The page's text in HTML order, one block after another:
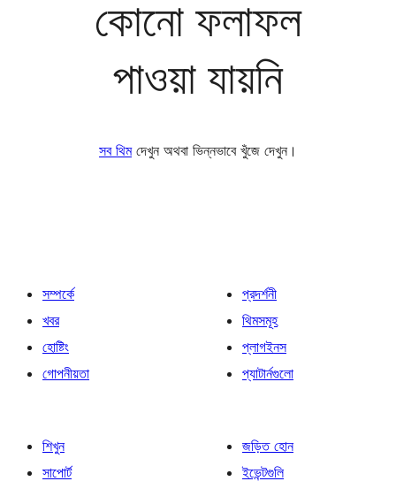
কোনো ফলাফল
পাওয়া যায়নি
সব থিমদেখুন অথবা ভিন্নভাবে খুঁজে দেখুন।
সম্পর্কে
খবর
হোষ্টিং
গোপনীয়তা
প্রদর্শনী
থিমসমূহ
প্লাগইনস
প্যাটার্নগুলো
শিখুন
সাপোর্ট
জড়িত হোন
ইভেন্টগুলি